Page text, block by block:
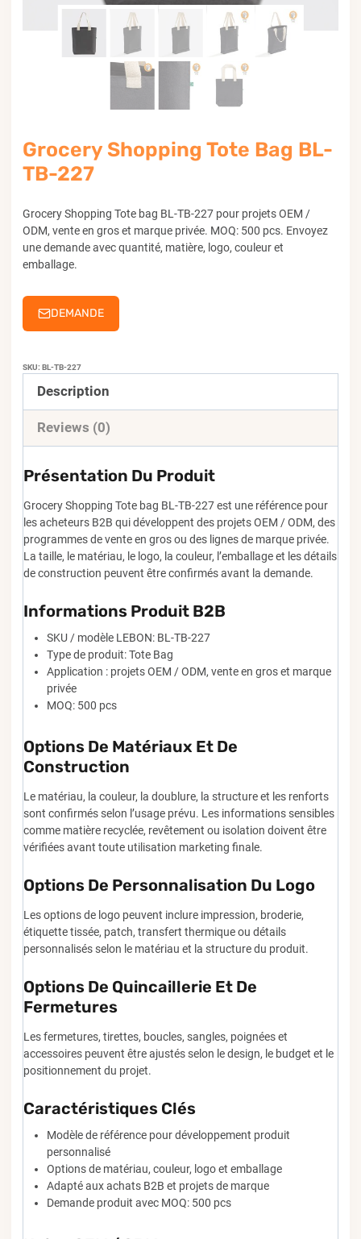
Grocery Shopping Tote Bag BL-
TB-227
Grocery Shopping Tote bag BL-TB-227 pour projets OEM /
ODM, vente en gros et marque privée. MOQ: 500 pcs. Envoyez
une demande avec quantité, matière, logo, couleur et
emballage.
DEMANDE
SKU: BL-TB-227
Description
Reviews (0)
Présentation Du Produit
Grocery Shopping Tote bag BL-TB-227 est une référence pour
les acheteurs B2B qui développent des projets OEM / ODM, des
programmes de vente en gros ou des lignes de marque privée.
La taille, le matériau, le logo, la couleur, l’emballage et les détails
de construction peuvent être confirmés avant la demande.
Informations Produit B2B
SKU / modèle LEBON: BL-TB-227
Type de produit: Tote Bag
Application : projets OEM / ODM, vente en gros et marque
privée
MOQ: 500 pcs
Options De Matériaux Et De
Construction
Le matériau, la couleur, la doublure, la structure et les renforts
sont confirmés selon l’usage prévu. Les informations sensibles
comme matière recyclée, revêtement ou isolation doivent être
vérifiées avant toute utilisation marketing finale.
Options De Personnalisation Du Logo
Les options de logo peuvent inclure impression, broderie,
étiquette tissée, patch, transfert thermique ou détails
personnalisés selon le matériau et la structure du produit.
Options De Quincaillerie Et De
Fermetures
Les fermetures, tirettes, boucles, sangles, poignées et
accessoires peuvent être ajustés selon le design, le budget et le
positionnement du projet.
Caractéristiques Clés
Modèle de référence pour développement produit
personnalisé
Options de matériau, couleur, logo et emballage
Adapté aux achats B2B et projets de marque
Demande produit avec MOQ: 500 pcs